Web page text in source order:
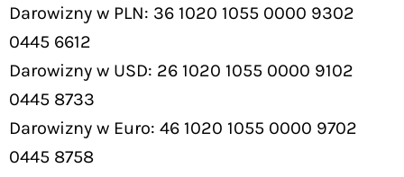
Darowizny w PLN: 36 1020 1055 0000 9302
0445 6612
Darowizny w USD: 26 1020 1055 0000 9102
0445 8733
Darowizny w Euro: 46 1020 1055 0000 9702
0445 8758